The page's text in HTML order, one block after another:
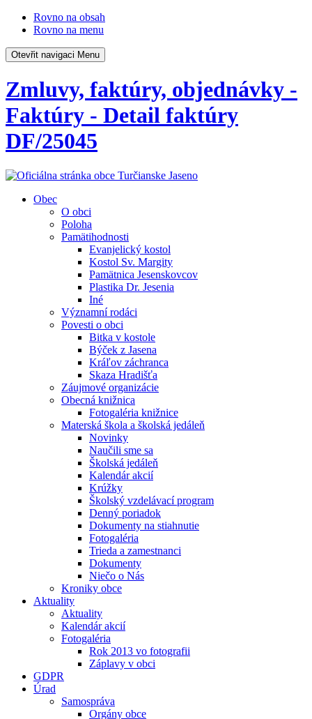
Rovno na obsah
Rovno na menu
Otevřit navigaci Menu
Zmluvy, faktúry, objednávky -
Faktúry - Detail faktúry
DF/25045
Obec
O obci
Poloha
Pamätihodnosti
Evanjelický kostol
Kostol Sv. Margity
Pamätnica Jesenskovcov
Plastika Dr. Jesenia
Iné
Významní rodáci
Povesti o obci
Bitka v kostole
Býček z Jasena
Kráľov záchranca
Skaza Hradišťa
Záujmové organizácie
Obecná knižnica
Fotogaléria knižnice
Materská škola a školská jedáleň
Novinky
Naučili sme sa
Školská jedáleň
Kalendár akcií
Krúžky
Školský vzdelávací program
Denný poriadok
Dokumenty na stiahnutie
Fotogaléria
Trieda a zamestnanci
Dokumenty
Niečo o Nás
Kroniky obce
Aktuality
Aktuality
Kalendár akcií
Fotogaléria
Rok 2013 vo fotografii
Záplavy v obci
GDPR
Úrad
Samospráva
Orgány obce